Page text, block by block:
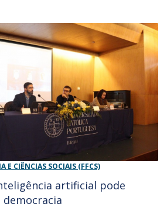
E CIÊNCIAS SOCIAIS (FFCS)
artificial pode